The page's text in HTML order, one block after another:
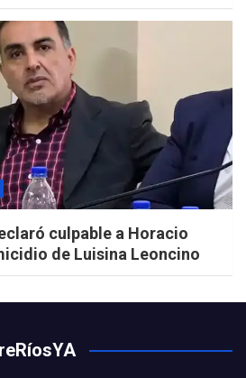
culpable a Horacio
de Luisina Leoncino